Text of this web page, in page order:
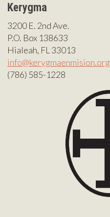
Kerygma
3200 E. 2nd Ave.
P.O. Box 138633
Hialeah, FL 33013
info@kerygmaenmision.org
(786) 585-1228